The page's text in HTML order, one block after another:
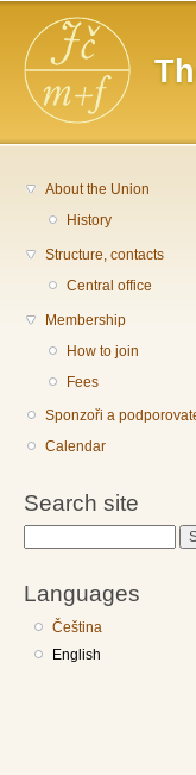
Main menu
About the Union
History
Structure, contacts
Central office
Membership
How to join
Fees
Sponzoři a
Calendar
Search site
Languages
Čeština
English